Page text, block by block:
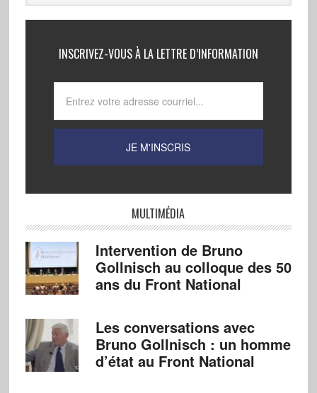
INSCRIVEZ-VOUS À LA LETTRE D’INFORMATION
MULTIMÉDIA
Intervention de Bruno
Gollnisch au colloque des 50
ans du Front National
Les conversations avec
Bruno Gollnisch : un homme
d’état au Front National